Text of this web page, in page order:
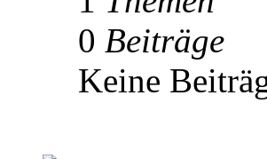
0 Beiträge
Keine